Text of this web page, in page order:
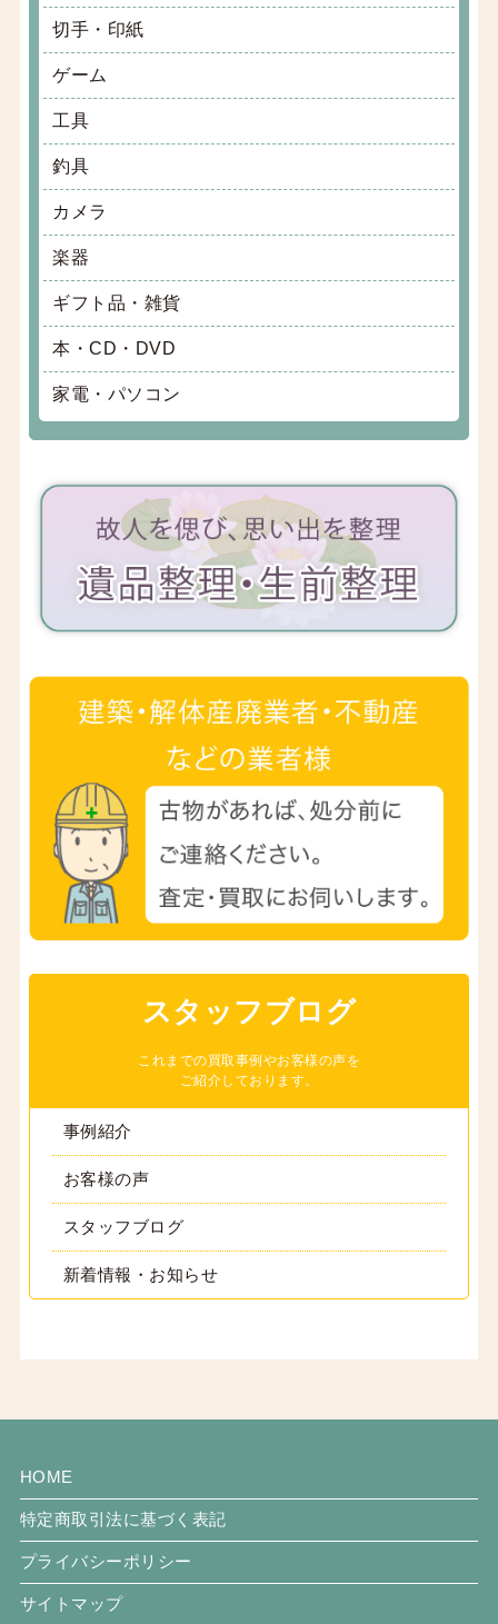
切手・印紙
ゲーム
工具
釣具
カメラ
楽器
ギフト品・雑貨
本・CD・DVD
家電・パソコン
スタッフブログ
これまでの買取事例やお客様の声を
ご紹介しております。
事例紹介
お客様の声
スタッフブログ
新着情報・お知らせ
HOME
特定商取引法に基づく表記
プライバシーポリシー
サイトマップ